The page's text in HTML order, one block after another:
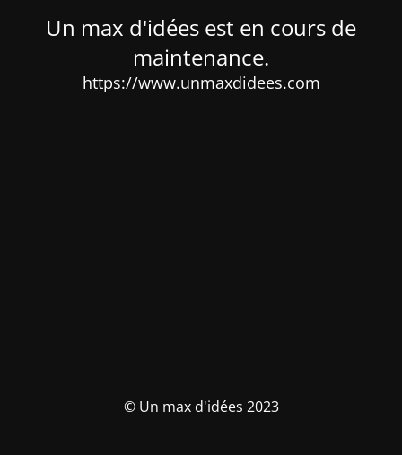
Un max d'idées est en cours de
maintenance.
https://www.unmaxdidees.com
© Un max d'idées 2023